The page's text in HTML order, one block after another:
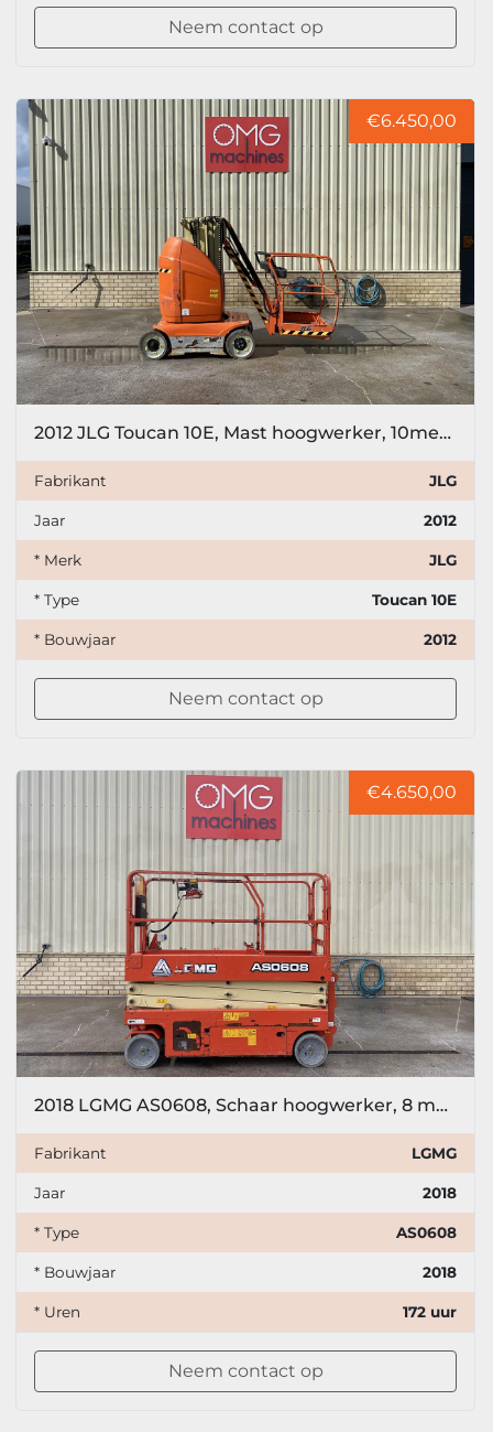
Neem contact op
€6.450,00
2012 JLG Toucan 10E, Mast hoogwerker, 10meter
Fabrikant JLG
Jaar 2012
* Merk JLG
* Type Toucan 10E
* Bouwjaar 2012
Neem contact op
€4.650,00
2018 LGMG AS0608, Schaar hoogwerker, 8 meter
Fabrikant LGMG
Jaar 2018
* Type AS0608
* Bouwjaar 2018
* Uren 172 uur
Neem contact op